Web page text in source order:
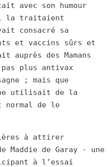
avec son humour
la traitaient
consacré sa
et vaccins sûrs et
des Mamans
plus antivax
; mais que
utilisait de la
de le
à attirer
de Garay - une
à l’essai